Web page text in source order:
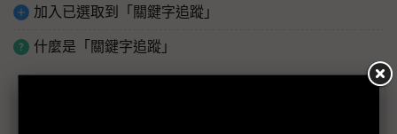
加入已選取到「關鍵字追蹤」
什麼是「關鍵字追蹤」